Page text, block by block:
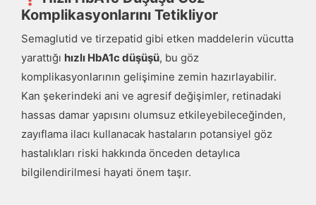
Komplikasyonlarını Tetikliyor
Semaglutid ve tirzepatid gibi etken maddelerin vücutta
yarattığı hızlı HbA1c düşüşü, bu göz
komplikasyonlarının gelişimine zemin hazırlayabilir.
Kan şekerindeki ani ve agresif değişimler, retinadaki
hassas damar yapısını olumsuz etkileyebileceğinden,
zayıflama ilacı kullanacak hastaların potansiyel göz
hastalıkları riski hakkında önceden detaylıca
bilgilendirilmesi hayati önem taşır.